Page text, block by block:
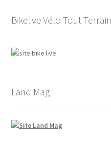
Bikelive Vélo Tout Terrain
Land Mag